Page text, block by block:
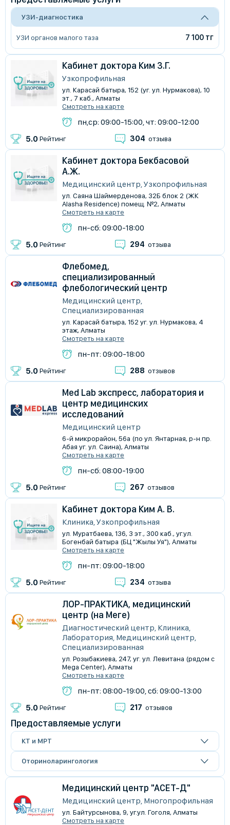
УЗИ-диагностика
УЗИ органов малого таза 7 100 тг
Кабинет доктора Ким З.Г.
Узкопрофильная
ул. Карасай батыра, 152 (уг. ул. Нурмакова), 10
эт., 7 каб., Алматы
Смотреть на карте
пн,ср: 09:00-15:00, чт: 09:00-12:00
5.0 Рейтинг 304 отзыва
Кабинет доктора Бекбасовой
А.Ж.
Медицинский центр, Узкопрофильная
ул. Саяна Шаймерденова, 32Б блок 2 (ЖК
Alasha Residence) помещ. №2, Алматы
Смотреть на карте
пн-сб: 09:00-18:00
5.0 Рейтинг 294 отзыва
Флебомед,
специализированный
флебологический центр
Медицинский центр,
Специализированная
ул. Карасай батыра, 152 уг. ул. Нурмакова, 4
этаж, Алматы
Смотреть на карте
пн-пт: 09:00-18:00
5.0 Рейтинг 288 отзывов
Med Lab экспресс, лаборатория и
центр медицинских
исследований
Медицинский центр
​6-й микрорайон, 56а (по ул. Янтарная, р-н пр.
Абая уг. ул. Саина), Алматы
Смотреть на карте
пн-сб: 08:00-19:00
5.0 Рейтинг 267 отзывов
Кабинет доктора Ким А. В.
Клиника, Узкопрофильная
ул. Муратбаева, 136, 3 эт., 300 каб., уг.ул.
Богенбай батыра (БЦ "Жылы Уя"), Алматы
Смотреть на карте
пн-пт: 09:00-18:00
5.0 Рейтинг 234 отзыва
ЛОР-ПРАКТИКА, медицинский
центр (на Меге)
Диагностический центр, Клиника,
Лаборатория, Медицинский центр,
Специализированная
ул. Розыбакиева, 247, уг. ул. Левитана (рядом с
Mega Center), Алматы
Смотреть на карте
пн-пт: 08:00-19:00, сб: 09:00-13:00
5.0 Рейтинг 217 отзывов
Предоставляемые услуги
КТ и МРТ
Оториноларингология
Медицинский центр "АСЕТ-Д"
Медицинский центр, Многопрофильная
ул. Байтурсынова, 9, уг.ул. Гоголя, Алматы
Смотреть на карте